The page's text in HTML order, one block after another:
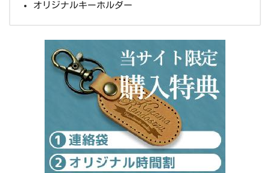
オリジナルキーホルダー